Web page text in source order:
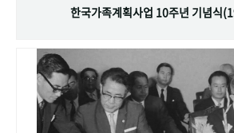
한국가족계획사업 10주년 기념식